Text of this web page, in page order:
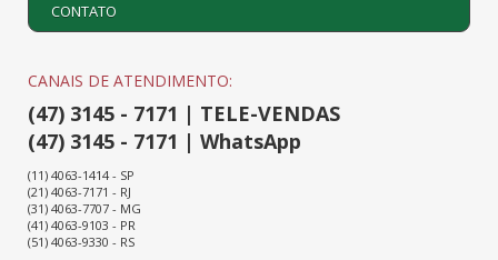
CONTATO
CANAIS DE ATENDIMENTO:
(47) 3145 - 7171 | TELE-VENDAS
(47) 3145 - 7171 | WhatsApp
(11) 4063-1414 - SP
(21) 4063-7171 - RJ
(31) 4063-7707 - MG
(41) 4063-9103 - PR
(51) 4063-9330 - RS